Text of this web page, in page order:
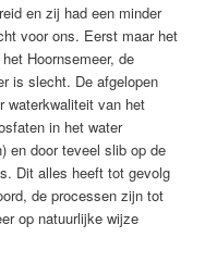
en zij had een minder
voor ons. Eerst maar het
Hoornsemeer, de
is slecht. De afgelopen
waterkwaliteit van het
in het water
en door teveel slib op de
Dit alles heeft tot gevolg
de processen zijn tot
op natuurlijke wijze